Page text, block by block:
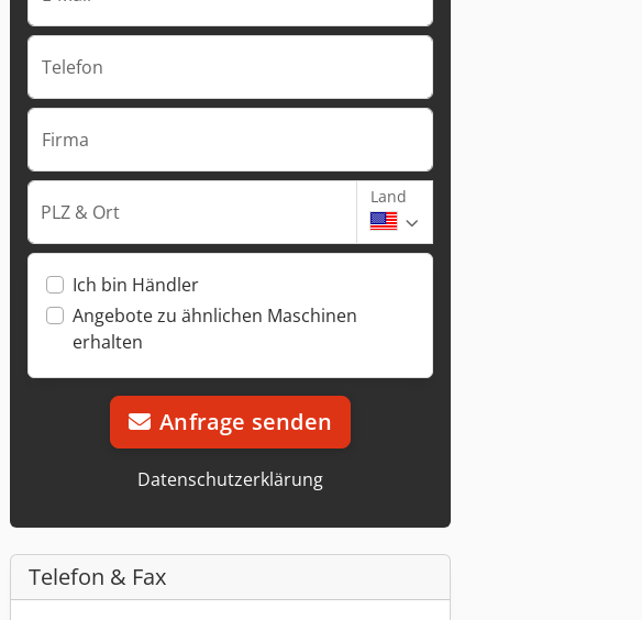
Telefon
Firma
PLZ & Ort
Land
Ich bin Händler
Angebote zu ähnlichen Maschinen
erhalten
Anfrage senden
Datenschutzerklärung
Telefon & Fax